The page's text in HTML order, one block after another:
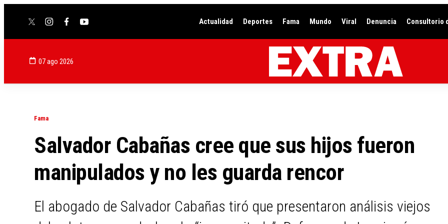
twitterinstagram
facebookyoutube Actualidad Deportes Fama Mundo Viral Denuncia Consultorio
07 ago 2026
Fama
Salvador Cabañas cree que sus hijos fueron
manipulados y no les guarda rencor
El abogado de Salvador Cabañas tiró que presentaron análisis viejos